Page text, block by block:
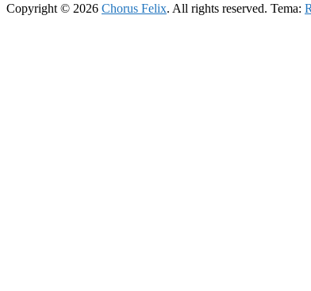
Copyright © 2026 Chorus Felix. All rights reserved. Tema: